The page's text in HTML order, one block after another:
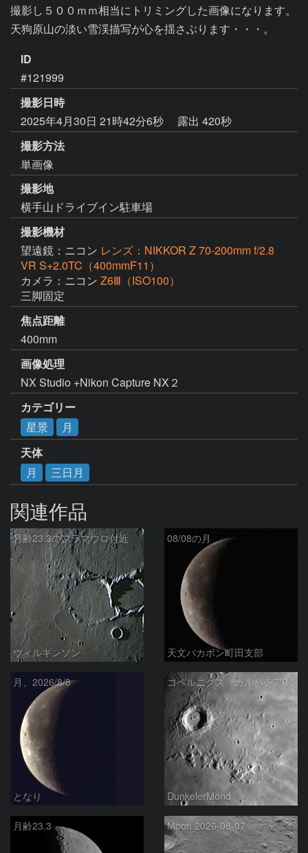
撮影し５００ｍｍ相当にトリミングした画像になります。
天狗原山の淡い雪渓描写が心を揺さぶります・・・。
ID
#121999
撮影日時
2025年4月30日 21時42分6秒
露出 420秒
撮影方法
単画像
撮影地
横手山ドライブイン駐車場
撮影機材
望遠鏡：ニコン レンズ：NIKKOR Z 70-200mm f/2.8
VR S+2.0TC（400mmF11）
カメラ：ニコン Z6Ⅲ（ISO100）
三脚固定
焦点距離
400mm
画像処理
NX Studio +Nikon Capture NX２
カテゴリー
星景
月
天体
月
三日月
関連作品
月齢23.3のフラマウロ付近
ウィルキンソン
08/08の月
天文バカボン町田支部
月、2026/8/8
となり
コペルニクス、カルパチア山脈付近
DunkelerMond
月齢23.3 Moon 2026-08-07